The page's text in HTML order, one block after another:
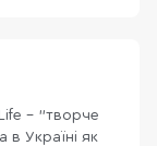
- "творче
в Україні як